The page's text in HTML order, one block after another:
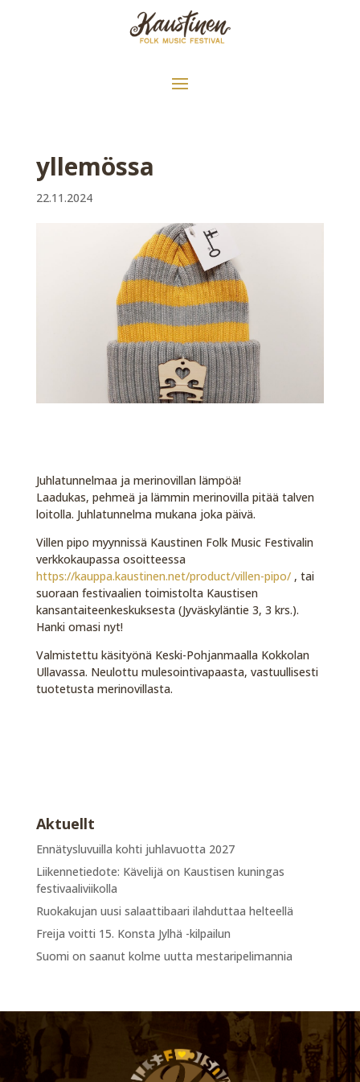
yllemössa
22.11.2024
Juhlatunnelmaa ja merinovillan lämpöä!
Laadukas, pehmeä ja lämmin merinovilla pitää talven
loitolla. Juhlatunnelma mukana joka päivä.
Villen pipo myynnissä Kaustinen Folk Music Festivalin
verkkokaupassa osoitteessa
https://kauppa.kaustinen.net/product/villen-pipo/ , tai
suoraan festivaalien toimistolta Kaustisen
kansantaiteenkeskuksesta (Jyväskyläntie 3, 3 krs.).
Hanki omasi nyt!
Valmistettu käsityönä Keski-Pohjanmaalla Kokkolan
Ullavassa. Neulottu mulesointivapaasta, vastuullisesti
tuotetusta merinovillasta.
Aktuellt
Ennätysluvuilla kohti juhlavuotta 2027
Liikennetiedote: Kävelijä on Kaustisen kuningas
festivaaliviikolla
Ruokakujan uusi salaattibaari ilahduttaa helteellä
Freija voitti 15. Konsta Jylhä -kilpailun
Suomi on saanut kolme uutta mestaripelimannia